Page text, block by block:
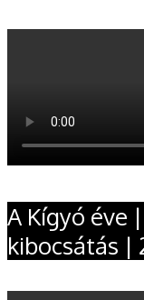
A Kígyó éve
kibocsátás |